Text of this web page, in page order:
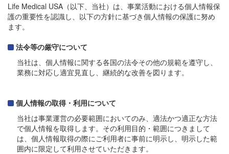
Life Medical USA（以下、当社）は、事業活動における個人情報保
護の重要性を認識し、以下の方針に基づき個人情報の保護に努め
ます。
法令等の厳守について
当社は、個人情報に関する各国の法令その他の規範を遵守し、
業務に対応し適宜見直し、継続的な改善を図ります。
個人情報の取得・利用について
当社は事業運営の必要範囲においてのみ、適法かつ適正な方法
で個人情報を取得します。その利用目的・範囲につきまして
は、個人情報取得の際にご利用者に事前に明示し、明示した範
囲内に限定して利用させていただきます。